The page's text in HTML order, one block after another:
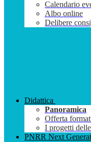
Calendario
Albo online
Delibere
Didattica
Panoramica
Offerta
I progetti
PNRR Next